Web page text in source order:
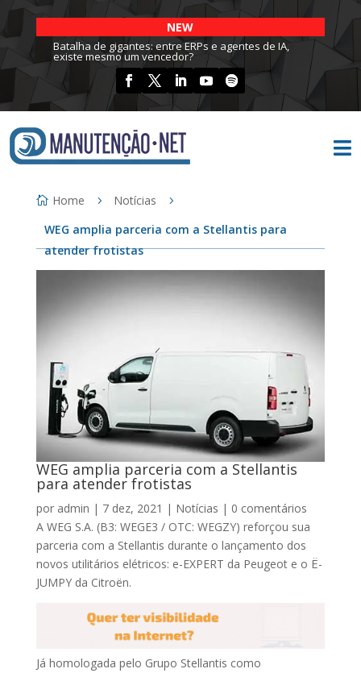
NEW
Batalha de gigantes: entre ERPs e agentes de IA,
existe mesmo um vencedor?

Home
Notícias
WEG amplia parceria com a Stellantis para
atender frotistas
WEG amplia parceria com a Stellantis
para atender frotistas
por admin | 7 dez, 2021 | Notícias | 0 comentários
A WEG S.A. (B3: WEGE3 / OTC: WEGZY) reforçou sua
parceria com a Stellantis durante o lançamento dos
novos utilitários elétricos: e-EXPERT da Peugeot e o Ë-
JUMPY da Citroën.
Já homologada pelo Grupo Stellantis como